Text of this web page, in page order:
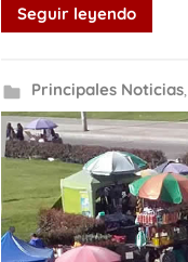
Seguir leyendo
Principales Noticias,